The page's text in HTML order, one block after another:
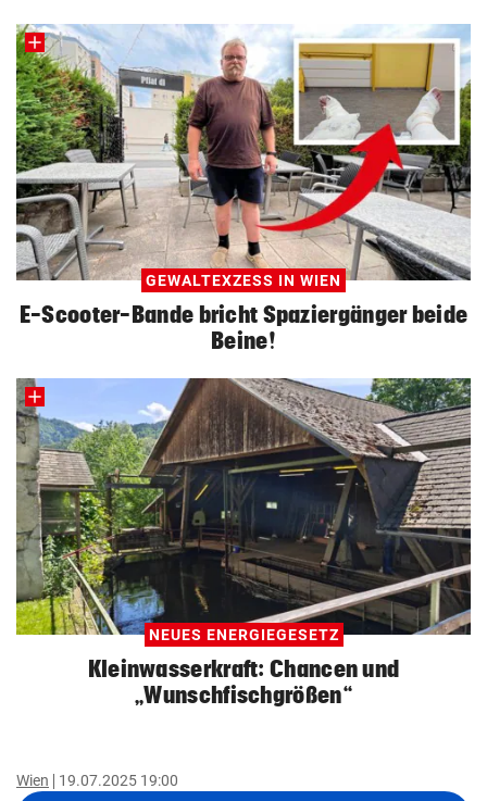
GEWALTEXZESS IN WIEN
E-Scooter-Bande bricht Spaziergänger beide
Beine!
NEUES ENERGIEGESETZ
Kleinwasserkraft: Chancen und
„Wunschfischgrößen“
Wien 19.07.2025 19:00